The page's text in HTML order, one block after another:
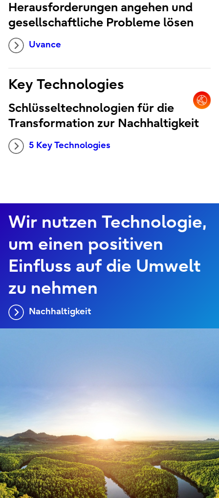
Herausforderungen angehen und
gesellschaftliche Probleme lösen
Uvance
Key Technologies
Schlüsseltechnologien für die
Transformation zur Nachhaltigkeit
5 Key Technologies
Wir nutzen Technologie,
um einen positiven
Einfluss auf die Umwelt
zu nehmen
Nachhaltigkeit